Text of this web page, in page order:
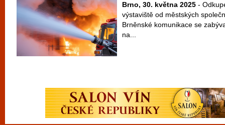
Brno, 30. května 2025 -
výstaviště od městských
Brněnské komunikace se
na...